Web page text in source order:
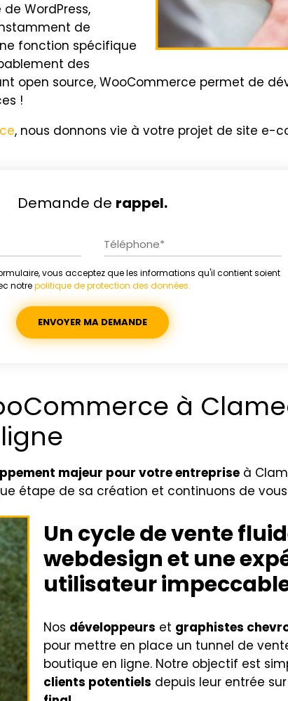
WordPress,
de
fonction spécifique
des
open source, WooCommerce permet de
!
, nous donnons vie à votre projet de site e-
Demande de rappel.
vous acceptez que les informations qu'il contient soient
notrepolitique de protection des données.
à
majeur pour votre entreprise à
étape de sa création et continuons de
Un cycle de vente
webdesign et une
utilisateur
Nos développeurs et graphistes
pour mettre en place un tunnel de
boutique en ligne. Notre objectif est
clients potentiels depuis leur entrée